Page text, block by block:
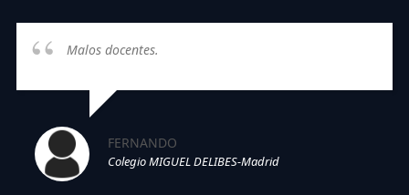
Malos docentes.
FERNANDO
Colegio MIGUEL DELIBES-Madrid